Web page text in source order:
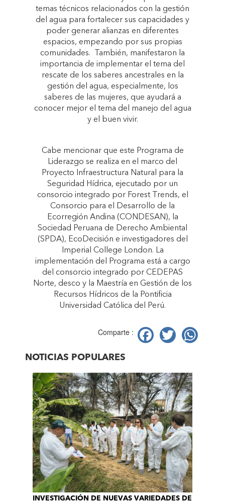
temas técnicos relacionados con la gestión
del agua para fortalecer sus capacidades y
poder generar alianzas en diferentes
espacios, empezando por sus propias
comunidades. También, manifestaron la
importancia de implementar el tema del
rescate de los saberes ancestrales en la
gestión del agua, especialmente, los
saberes de las mujeres, que ayudará a
conocer mejor el tema del manejo del agua
y el buen vivir.
Cabe mencionar que este Programa de
Liderazgo se realiza en el marco del
Proyecto Infraestructura Natural para la
Seguridad Hídrica, ejecutado por un
consorcio integrado por Forest Trends, el
Consorcio para el Desarrollo de la
Ecorregión Andina (CONDESAN), la
Sociedad Peruana de Derecho Ambiental
(SPDA), EcoDecisión e investigadores del
Imperial College London. La
implementación del Programa está a cargo
del consorcio integrado por CEDEPAS
Norte, desco y la Maestría en Gestión de los
Recursos Hídricos de la Pontificia
Universidad Católica del Perú.
Comparte : Facebook
Twitter
NOTICIAS POPULARES
INVESTIGACIÓN DE NUEVAS VARIEDADES DE